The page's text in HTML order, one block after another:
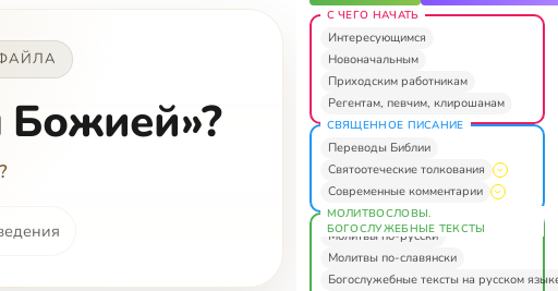
Божией»?
С ЧЕГО НАЧАТЬ
Интересующимся
Новоначальным
Приходским работникам
Регентам, певчим, клирошанам
СВЯЩЕННОЕ ПИСАНИЕ
Переводы Библии
Святоотеческие толкования
Современные комментарии
МОЛИТВОСЛОВЫ.
БОГОСЛУЖЕБНЫЕ ТЕКСТЫ
Молитвы по-русски
Молитвы по-славянски
Богослужебные тексты на русском